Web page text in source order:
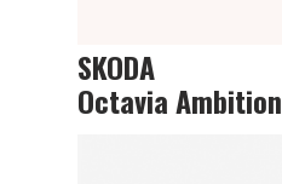
SKODA
Octavia Ambition